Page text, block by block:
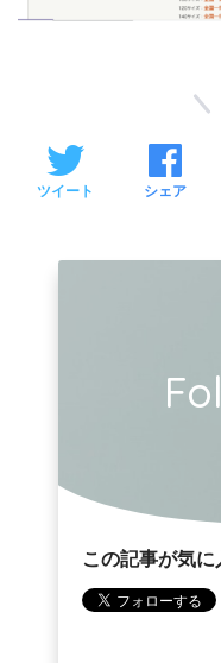
ツイート シェア
この記事が気